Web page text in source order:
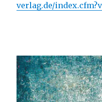
verlag.de/